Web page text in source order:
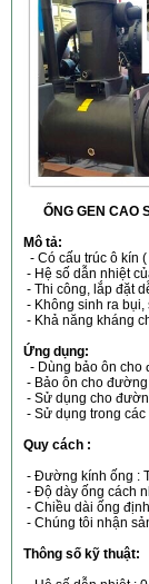
ỐNG GEN CAO
Mô tả:
- Có cấu trúc ô kín
- Hệ số dẫn nhiệt
- Thi công, lắp đặt
- Không sinh ra
- Khả năng kháng
Ứng dụng:
- Dùng bảo ôn cho
- Bảo ôn cho
- Sử dụng cho
- Sử dụng trong
Quy cách :
- Đường kính ống :
- Độ dày ống cách
- Chiều dài ống
- Chúng tôi nhận
Thông số kỹ thuật: